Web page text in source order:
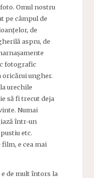
Omul nostru
pe câmpul de
de
aspru, de
fotografic
oricărui ungher.
urechile
să fi trecut deja
Numai
într-un
etc.
film, e cea mai
de mult întors la